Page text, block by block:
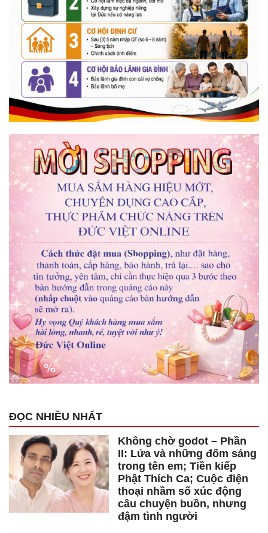
ĐỌC NHIỀU NHẤT
Không chờ godot – Phần
II: Lửa và những đốm sáng
trong tên em; Tiền kiếp
Phật Thích Ca; Cuộc điện
thoại nhầm số xúc động
câu chuyện buồn, nhưng
đậm tình người